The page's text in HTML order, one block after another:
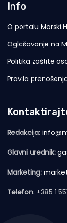
Info
O portalu
Oglašavanje na
Politika zaštite
Pravila
Redakcija:
Glavni urednik:
Marketing:
Telefon: +385 1